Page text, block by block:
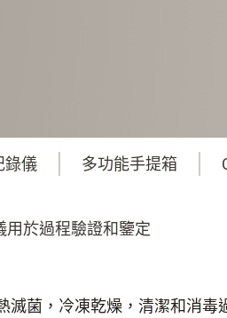
錄儀 多功能手提箱
用於過程驗證和鑒定
滅菌，冷凍乾燥，清潔和消毒